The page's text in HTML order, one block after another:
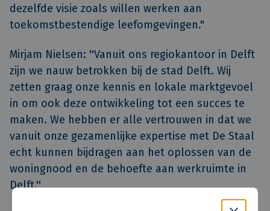
dezelfde visie zoals willen werken aan
toekomstbestendige leefomgevingen."
Mirjam Nielsen: ''Vanuit ons regiokantoor in Delft
zijn we nauw betrokken bij de stad Delft. Wij
zetten graag onze kennis en lokale marktgevoel
in om ook deze ontwikkeling tot een succes te
maken. We hebben er alle vertrouwen in dat we
vanuit onze gezamenlijke expertise met De Staal
echt kunnen bijdragen aan het oplossen van de
woningnood en de behoefte aan werkruimte in
Delft.''